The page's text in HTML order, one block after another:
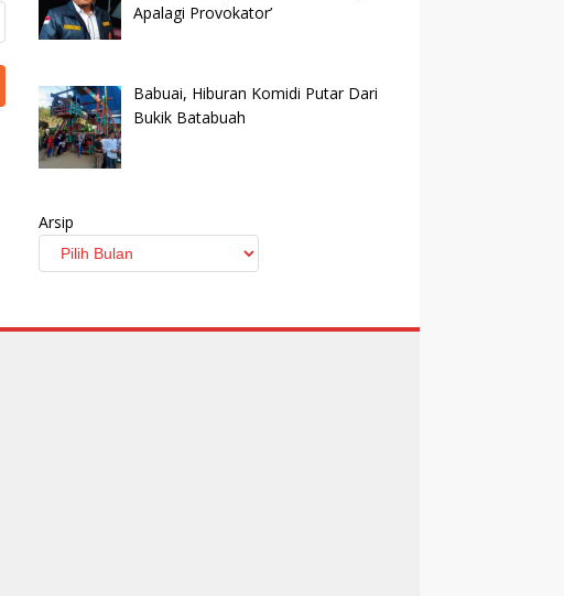
Apalagi Provokator’
Babuai, Hiburan Komidi Putar Dari
Bukik Batabuah
Arsip